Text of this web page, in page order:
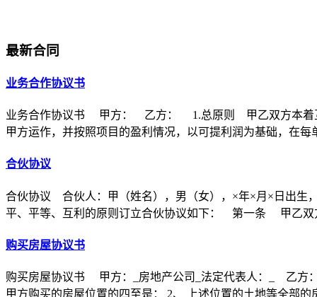
最新合同
业务合作协议书
业务合作协议书 甲方： 乙方： 1.总原则 甲乙双方本着互
甲方运作，并按照项目的盈利情况，以可提利润为基础，在每
合伙协议
合伙协议 合伙人：甲（姓名），男（女），×年×月×日出
平、平等、互利的原则订立合伙协议如下： 第一条 甲乙双
购买房屋协议书
购买房屋协议书 甲方：_房地产公司_法定代表人：_ 乙方
甲方购买的房屋位置的四至是： 2、 上述位置的土地等全部的